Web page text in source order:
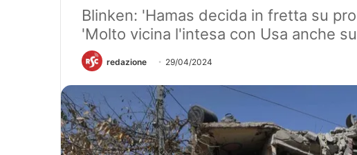
Blinken: 'Hamas decida in fretta su
'Molto vicina l'intesa con Usa anche
redazione 29/04/2024